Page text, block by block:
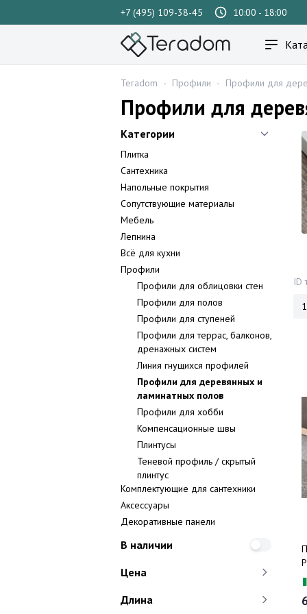
+7 (495) 109-38-45 10:00 - 18:00
Teradom - Профили - Профили для
Профили для
Категории
Плитка
Сантехника
Напольные покрытия
Сопутствующие материалы
Мебель
Лепнина
Всё для кухни
Профили
Профили для облицовки стен
Профили для полов
Профили для ступеней
Профили для террас, балконов,
дренажных систем
Линия гнущихся профилей
Профили для деревянных и
ламинатных полов
Профили для хобби
Компенсационные швы
Плинтусы
Теневой профиль / скрытый
плинтус
Комплектующие для сантехники
Аксессуары
Декоративные панели
В наличии
Цена
Длина
ID